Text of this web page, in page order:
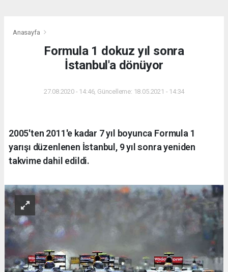
Anasayfa
Formula 1 dokuz yıl sonra
İstanbul'a dönüyor
27.08.2020 - 14:46, Güncelleme: 18.05.2021 - 14:34
2005'ten 2011'e kadar 7 yıl boyunca Formula 1
yarışı düzenlenen İstanbul, 9 yıl sonra yeniden
takvime dahil edildi.